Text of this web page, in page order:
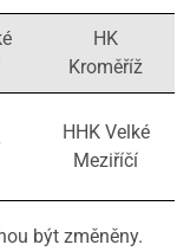
HK
Kroměříž
HHK Velké
Meziříčí
být změněny.